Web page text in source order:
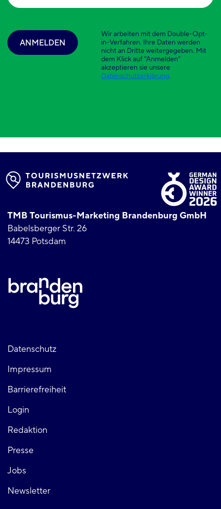
Wir arbeiten mit dem Double-Opt-
in-Verfahren. Ihre Daten werden
nicht an Dritte weitergegeben. Mit
dem Klick auf “Anmelden”
akzeptieren sie unsere
Datenschutzerklärung.
ANMELDEN
TMB Tourismus-Marketing Brandenburg GmbH
Babelsberger Str. 26
14473 Potsdam
Fußzeile
links
Datenschutz
Impressum
Barrierefreiheit
Login
Fußzeile
rechts
Redaktion
Presse
Jobs
Newsletter